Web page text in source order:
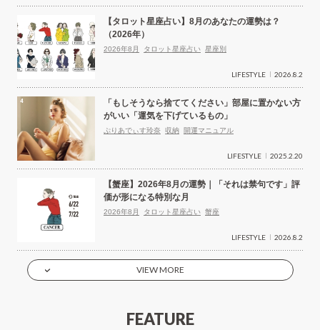
【タロット星座占い】8月のあなたの運勢は？
（2026年）
2026年8月 タロット星座占い 星座別
LIFESTYLE 2026.8.2
「もしそうなら捨ててください」部屋に置かない方
がいい「運気を下げているもの」
ぷりあでぃす玲奈 収納 開運マニュアル
LIFESTYLE 2025.2.20
【蟹座】2026年8月の運勢｜「それは禁句です」評
価が形になる特別な月
2026年8月 タロット星座占い 蟹座
LIFESTYLE 2026.8.2
VIEW MORE
FEATURE